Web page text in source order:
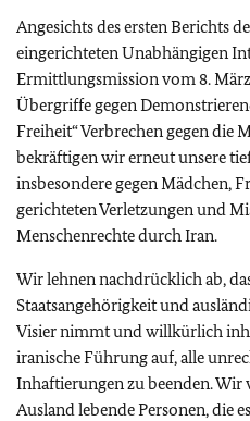
Angesichts des ersten Berichts
eingerichteten Unabhängigen
Ermittlungsmission vom 8.
Übergriffe gegen
Freiheit“ Verbrechen gegen die
bekräftigen wir erneut unsere
insbesondere gegen Mädchen,
gerichteten Verletzungen und
Menschenrechte durch Iran.
Wir lehnen nachdrücklich ab,
Staatsangehörigkeit und
Visier nimmt und willkürlich
iranische Führung auf, alle
Inhaftierungen zu beenden. Wir
Ausland lebende Personen, die